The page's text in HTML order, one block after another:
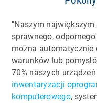
"Naszym
sprawnego,
można automatycznie
warunków lub
70% naszych
inwentaryzacji
komputerowego,